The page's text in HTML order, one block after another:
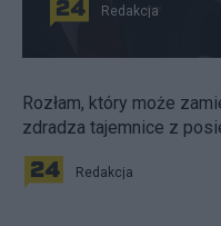
Redakcja
Rozłam, który może
zdradza tajemnice z
Redakcja